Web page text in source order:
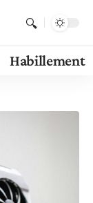
Habillement